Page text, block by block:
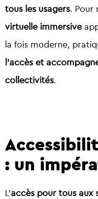
tous les usagers. Pour
virtuelle immersive
la fois moderne,
l’accès et
collectivités.
: un
L’accès pour tous aux